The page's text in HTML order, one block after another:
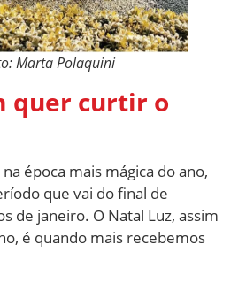
Marta Polaquini
quer curtir o
época mais mágica do ano,
que vai do final de
de janeiro. O Natal Luz, assim
é quando mais recebemos